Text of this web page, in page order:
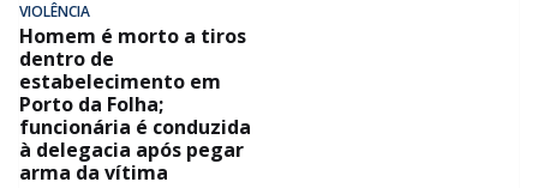
VIOLÊNCIA
Homem é morto a tiros
dentro de
estabelecimento em
Porto da Folha;
funcionária é conduzida
à delegacia após pegar
arma da vítima